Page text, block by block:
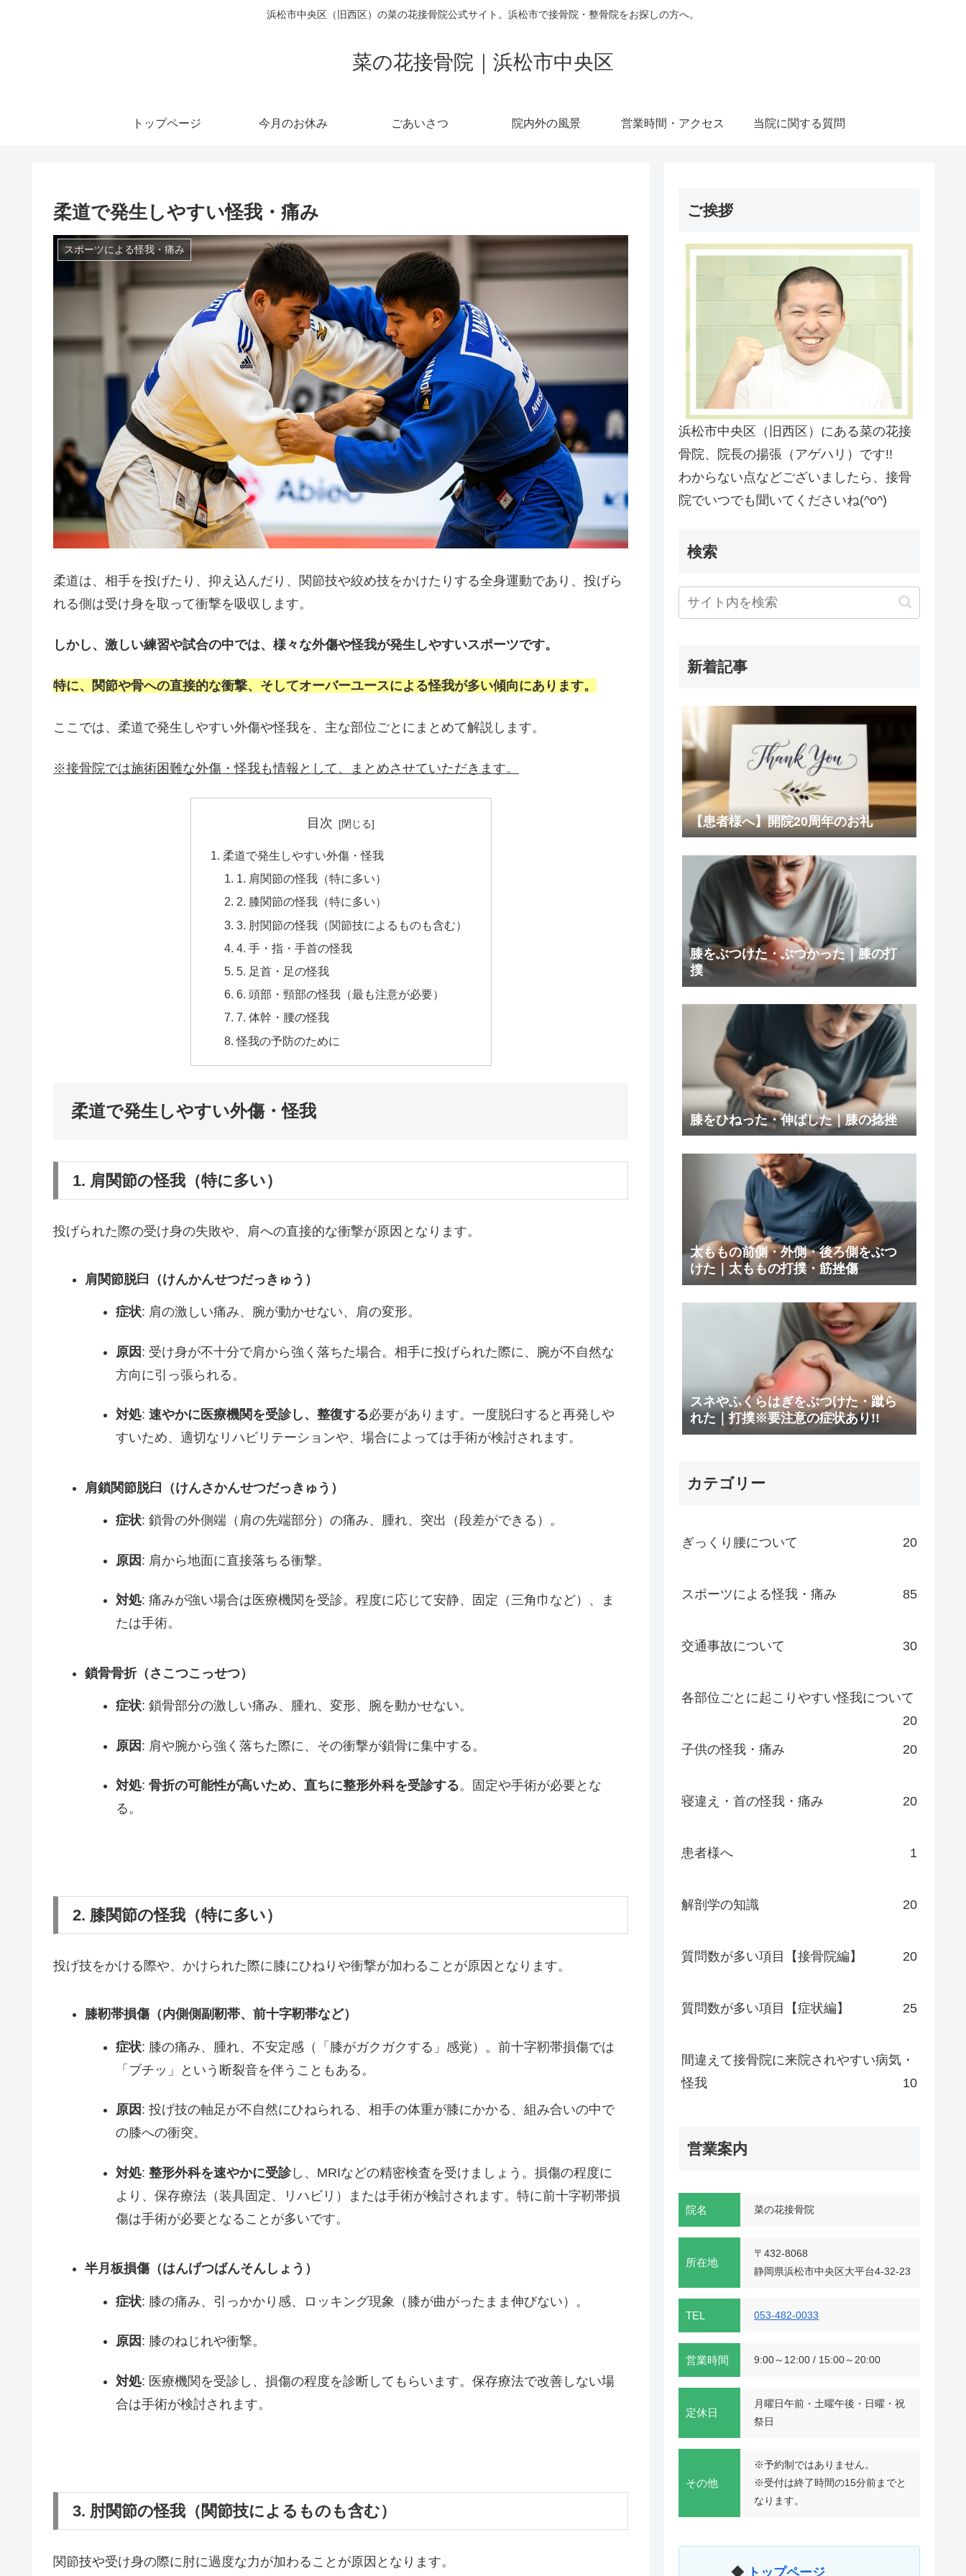
浜松市中央区（旧西区）の菜の花接骨院公式サイト。浜松市で接骨院・整骨院をお探しの方へ。
菜の花接骨院｜浜松市中央区
トップページ 今月のお休み ごあいさつ 院内外の風景 営業時間・アクセス 当院に関する質問
柔道で発生しやすい怪我・痛み
スポーツによる怪我・痛み
柔道は、相手を投げたり、抑え込んだり、関節技や絞め技をかけたりする全身運動であり、投げら
れる側は受け身を取って衝撃を吸収します。
しかし、激しい練習や試合の中では、様々な外傷や怪我が発生しやすいスポーツです。
特に、関節や骨への直接的な衝撃、そしてオーバーユースによる怪我が多い傾向にあります。
ここでは、柔道で発生しやすい外傷や怪我を、主な部位ごとにまとめて解説します。
※接骨院では施術困難な外傷・怪我も情報として、まとめさせていただきます。
目次
柔道で発生しやすい外傷・怪我
1. 肩関節の怪我（特に多い）
2. 膝関節の怪我（特に多い）
3. 肘関節の怪我（関節技によるものも含む）
4. 手・指・手首の怪我
5. 足首・足の怪我
6. 頭部・頸部の怪我（最も注意が必要）
7. 体幹・腰の怪我
怪我の予防のために
柔道で発生しやすい外傷・怪我
1. 肩関節の怪我（特に多い）
投げられた際の受け身の失敗や、肩への直接的な衝撃が原因となります。
肩関節脱臼（けんかんせつだっきゅう）
症状: 肩の激しい痛み、腕が動かせない、肩の変形。
原因 : 受け身が不十分で肩から強く落ちた場合。相手に投げられた際に、腕が不自然な
方向に引っ張られる。
対処:速やかに医療機関を受診し、整復する必要があります。一度脱臼すると再発しや
すいため、適切なリハビリテーションや、場合によっては手術が検討されます。
肩鎖関節脱臼（けんさかんせつだっきゅう）
症状: 鎖骨の外側端（肩の先端部分）の痛み、腫れ、突出（段差ができる）。
原因 : 肩から地面に直接落ちる衝撃。
対処: 痛みが強い場合は医療機関を受診。程度に応じて安静、固定（三角巾など）、ま
たは手術。
鎖骨骨折（さこつこっせつ）
症状: 鎖骨部分の激しい痛み、腫れ、変形、腕を動かせない。
原因 : 肩や腕から強く落ちた際に、その衝撃が鎖骨に集中する。
対処:骨折の可能性が高いため、直ちに整形外科を受診する。固定や手術が必要とな
る。
2. 膝関節の怪我（特に多い）
投げ技をかける際や、かけられた際に膝にひねりや衝撃が加わることが原因となります。
膝靭帯損傷（内側側副靭帯、前十字靭帯など）
症状: 膝の痛み、腫れ、不安定感（「膝がガクガクする」感覚）。前十字靭帯損傷では
「ブチッ」という断裂音を伴うこともある。
原因 : 投げ技の軸足が不自然にひねられる、相手の体重が膝にかかる、組み合いの中で
の膝への衝突。
対処:整形外科を速やかに受診し、MRIなどの精密検査を受けましょう。損傷の程度に
より、保存療法（装具固定、リハビリ）または手術が検討されます。特に前十字靭帯損
傷は手術が必要となることが多いです。
半月板損傷（はんげつばんそんしょう）
症状: 膝の痛み、引っかかり感、ロッキング現象（膝が曲がったまま伸びない）。
原因 : 膝のねじれや衝撃。
対処: 医療機関を受診し、損傷の程度を診断してもらいます。保存療法で改善しない場
合は手術が検討されます。
3. 肘関節の怪我（関節技によるものも含む）
関節技や受け身の際に肘に過度な力が加わることが原因となります。
ご挨拶
浜松市中央区（旧西区）にある菜の花接
骨院、院長の揚張（アゲハリ）です!!
わからない点などございましたら、接骨
院でいつでも聞いてくださいね(^o^)
検索
新着記事
【患者様へ】開院20周年のお礼
膝をぶつけた・ぶつかった｜膝の打
撲
膝をひねった・伸ばした｜膝の捻挫
太ももの前側・外側・後ろ側をぶつ
けた｜太ももの打撲・筋挫傷
スネやふくらはぎをぶつけた・蹴ら
れた｜打撲※要注意の症状あり!!
カテゴリー
ぎっくり腰について 20
スポーツによる怪我・痛み 85
交通事故について 30
各部位ごとに起こりやすい怪我について
20
子供の怪我・痛み
20
寝違え・首の怪我・痛み 20
患者様へ 1
解剖学の知識 20
質問数が多い項目【接骨院編】 20
質問数が多い項目【症状編】 25
間違えて接骨院に来院されやすい病気・
怪我
10
営業案内
院名 菜の花接骨院
所在地
〒432-8068
静岡県浜松市中央区大平台4-32-23
TEL 053-482-0033
営業時間 9:00～12:00 / 15:00～20:00
定休日
月曜日午前・土曜午後・日曜・祝
祭日
その他
※予約制ではありません。
※受付は終了時間の15分前までと
なります。
◆ トップページ